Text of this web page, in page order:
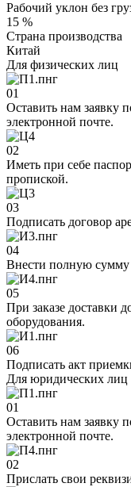
Рабочий уклон без
15 %
Страна производства
Китай
Для физических лиц
01
Оставить нам заявку
электронной почте.
02
Иметь при себе
пропиской.
03
Подписать договор
04
Внести полную сумму
05
При заказе доставки
оборудования.
06
Подписать акт
Для юридических лиц
01
Оставить нам заявку
электронной почте.
02
Прислать свои